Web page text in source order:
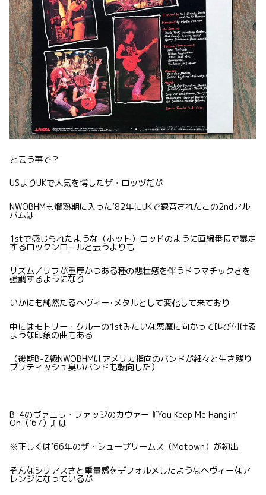
と云う事で？
USよりUKで人気を博したザ・ロッヅだが
NWOBHMも爛熟期に入った’82年にUKで録音されたこの2ndアル
バムは
1stで感じられたような（ホット）ロッドのように直線番長で暴走
するロックンロールと云うよりも
リズム／リフが重厚かつある種の悲壮感を伴うドラマチックさを
強調するようになり
いかにも純然たるヘヴィー･メタルとして変化して来ており
中にはモトリー・クルーの1stみたいな悪魔に向かって叫び付ける
ような印象の曲もある
（後期B-Z級NWOBHMはアメリカ指向のバンドが細々と生き残り
ブリティッシュ臭いバンドも転向した）
B-4のヴァニラ・ファッジのカヴァー『You Keep Me Hangin’
On（’67）』は
※正しくは’66年のザ・シュープリームス（Motown）が初出
そんなシリアスさと重量感をデフォルメしたようなヘヴィーなア
レンジになっているが